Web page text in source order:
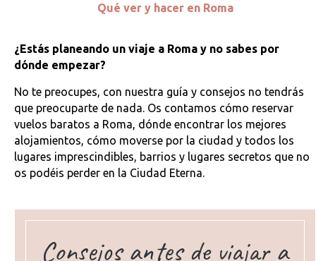
Qué ver y hacer en Roma
¿Estás planeando un viaje a Roma y no sabes por
dónde empezar?
No te preocupes, con nuestra guía y consejos no tendrás
que preocuparte de nada. Os contamos cómo reservar
vuelos baratos a Roma, dónde encontrar los mejores
alojamientos, cómo moverse por la ciudad y todos los
lugares imprescindibles, barrios y lugares secretos que no
os podéis perder en la Ciudad Eterna.
Consejos antes de viajar a